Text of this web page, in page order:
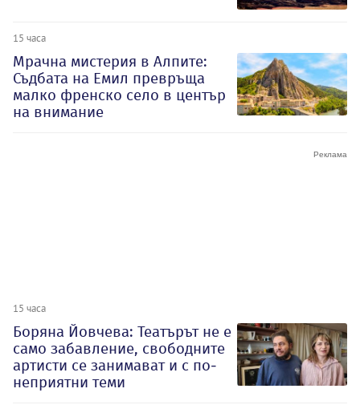
15 часа
Мрачна мистерия в Алпите:
Съдбата на Емил превръща
малко френско село в център
на внимание
15 часа
Боряна Йовчева: Театърът не е
само забавление, свободните
артисти се занимават и с по-
неприятни теми